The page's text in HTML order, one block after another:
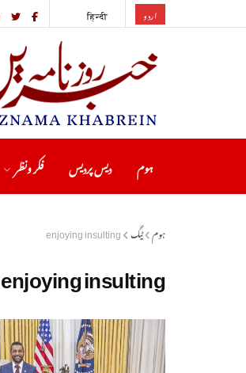
اردو हिन्दी
ہوم دیس پردیس فکر ونظر
ہوم ٹیگ enjoying insulting
enjoying insulting